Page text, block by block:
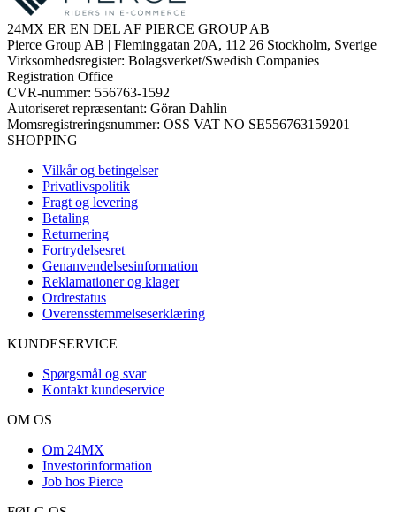
24MX ER EN DEL AF PIERCE GROUP AB
Pierce Group AB | Fleminggatan 20A, 112 26 Stockholm, Sverige
Virksomhedsregister: Bolagsverket/Swedish Companies
Registration Office
CVR-nummer: 556763-1592
Autoriseret repræsentant: Göran Dahlin
Momsregistreringsnummer: OSS VAT NO SE556763159201
SHOPPING
Vilkår og betingelser
Privatlivspolitik
Fragt og levering
Betaling
Returnering
Fortrydelsesret
Genanvendelsesinformation
Reklamationer og klager
Ordrestatus
Overensstemmelseserklæring
KUNDESERVICE
Spørgsmål og svar
Kontakt kundeservice
OM OS
Om 24MX
Investorinformation
Job hos Pierce